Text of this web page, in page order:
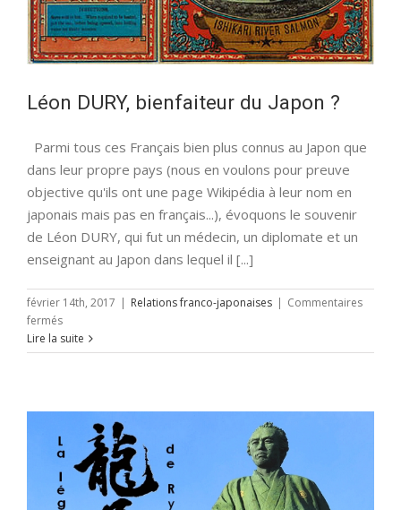
Léon DURY, bienfaiteur du Japon ?
Parmi tous ces Français bien plus connus au Japon que
dans leur propre pays (nous en voulons pour preuve
objective qu'ils ont une page Wikipédia à leur nom en
japonais mais pas en français...), évoquons le souvenir
de Léon DURY, qui fut un médecin, un diplomate et un
enseignant au Japon dans lequel il [...]
février 14th, 2017 | Relations franco-japonaises | Commentaires
ferméssur
Léon
DURY,
Japon
Lire la suite